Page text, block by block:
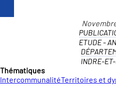
ETUDE -
INDRE-
Thématiques
IntercommunalitéTerritoires et